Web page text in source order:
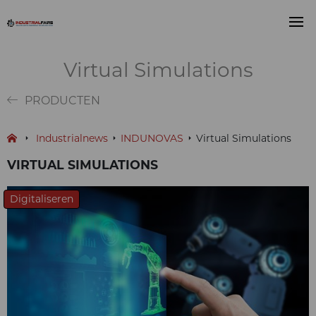
Virtual Simulations
PRODUCTEN
Industrialnews INDUNOVAS Virtual Simulations
VIRTUAL SIMULATIONS
Digitaliseren